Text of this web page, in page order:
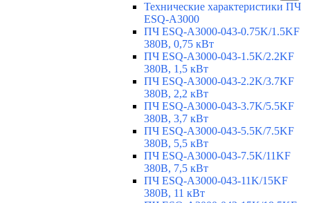
Технические характеристики ПЧ
ESQ-A3000
ПЧ ESQ-A3000-043-0.75K/1.5KF
380В, 0,75 кВт
ПЧ ESQ-A3000-043-1.5K/2.2KF
380В, 1,5 кВт
ПЧ ESQ-A3000-043-2.2K/3.7KF
380В, 2,2 кВт
ПЧ ESQ-A3000-043-3.7K/5.5KF
380В, 3,7 кВт
ПЧ ESQ-A3000-043-5.5K/7.5KF
380В, 5,5 кВт
ПЧ ESQ-A3000-043-7.5K/11KF
380В, 7,5 кВт
ПЧ ESQ-A3000-043-11K/15KF
380В, 11 кВт